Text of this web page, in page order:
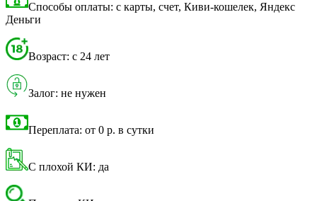
Способы оплаты: с карты, счет, Киви-кошелек, Яндекс
Деньги
Возраст: с 24 лет
Залог: не нужен
Переплата: от 0 р. в сутки
С плохой КИ: да